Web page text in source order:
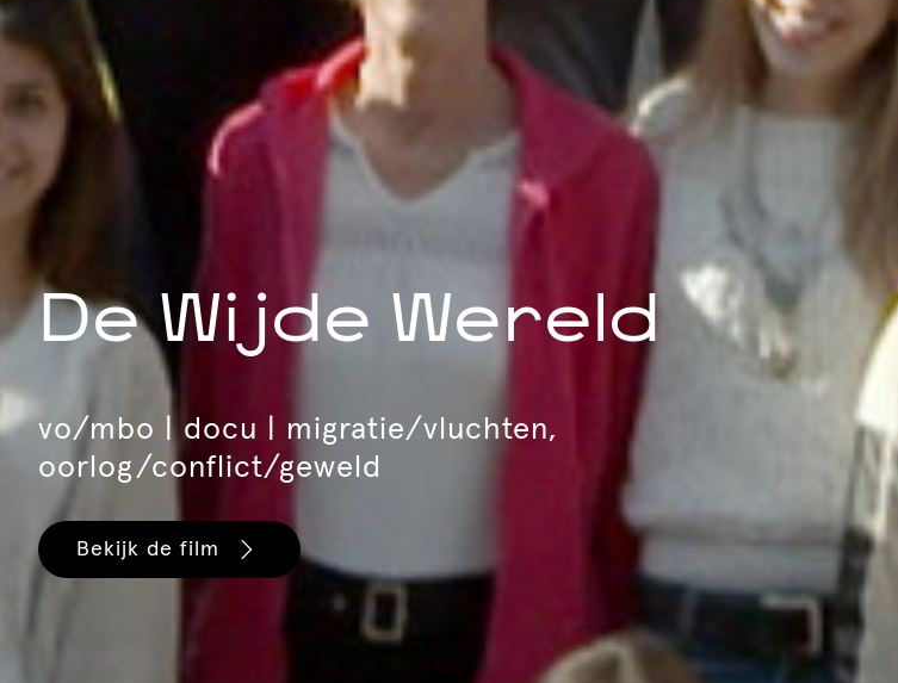
De Wijde Wereld
vo/mbo | docu | migratie/vluchten,
oorlog/conflict/geweld
Bekijk de film